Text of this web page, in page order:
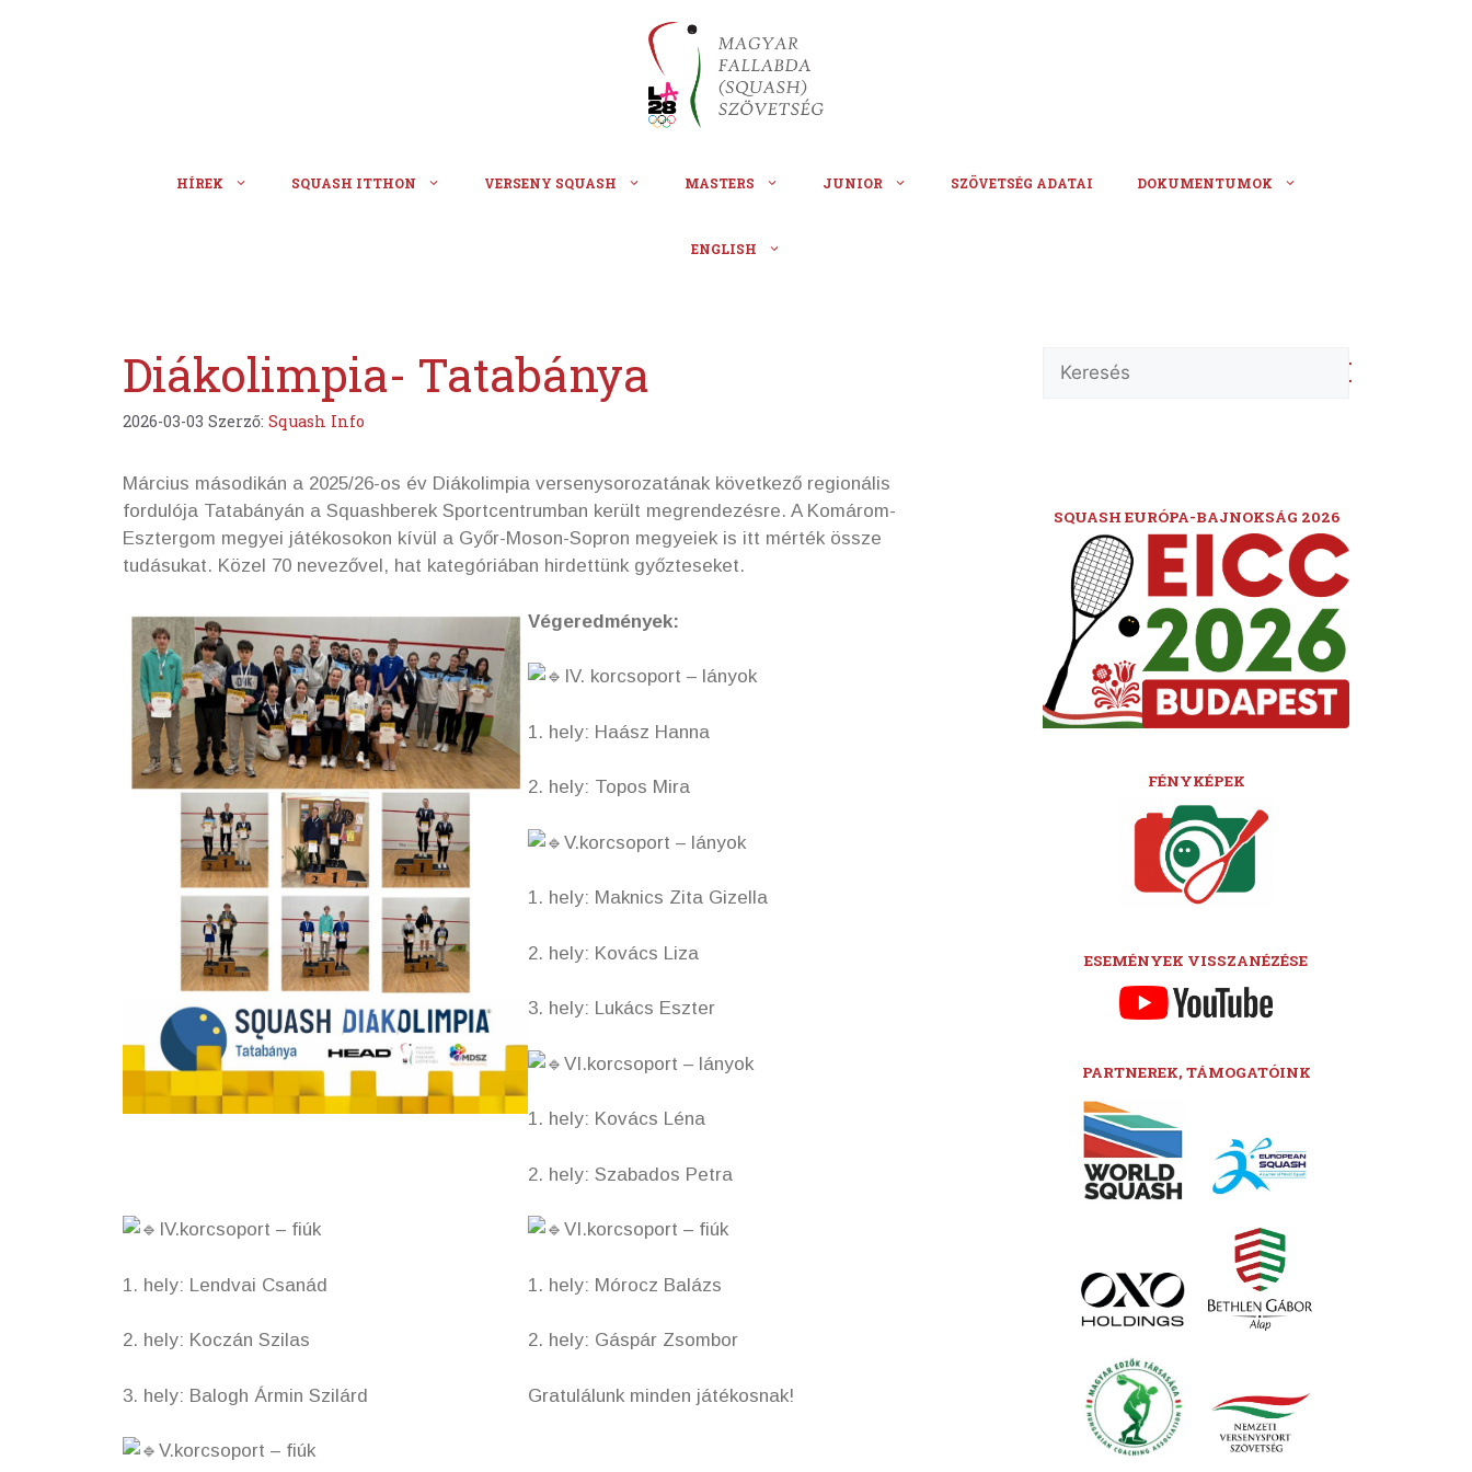
HÍREK SQUASH ITTHON VERSENY SQUASH MASTERS JUNIOR SZÖVETSÉG ADATAI DOKUMENTUMOK
ENGLISH
Diákolimpia- Tatabánya
2026-03-03 Szerző: Squash Info
Március másodikán a 2025/26-os év Diákolimpia versenysorozatának következő regionális
fordulója Tatabányán a Squashberek Sportcentrumban került megrendezésre. A Komárom-
Esztergom megyei játékosokon kívül a Győr-Moson-Sopron megyeiek is itt mérték össze
tudásukat. Közel 70 nevezővel, hat kategóriában hirdettünk győzteseket.
Végeredmények:
IV. korcsoport – lányok
1. hely: Haász Hanna
2. hely: Topos Mira
V.korcsoport – lányok
1. hely: Maknics Zita Gizella
2. hely: Kovács Liza
3. hely: Lukács Eszter
VI.korcsoport – lányok
1. hely: Kovács Léna
2. hely: Szabados Petra
IV.korcsoport – fiúk
1. hely: Lendvai Csanád
2. hely: Koczán Szilas
3. hely: Balogh Ármin Szilárd
V.korcsoport – fiúk
VI.korcsoport – fiúk
1. hely: Mórocz Balázs
2. hely: Gáspár Zsombor
Gratulálunk minden játékosnak!
SQUASH EURÓPA-BAJNOKSÁG 2026
FÉNYKÉPEK
ESEMÉNYEK VISSZANÉZÉSE
PARTNEREK, TÁMOGATÓINK